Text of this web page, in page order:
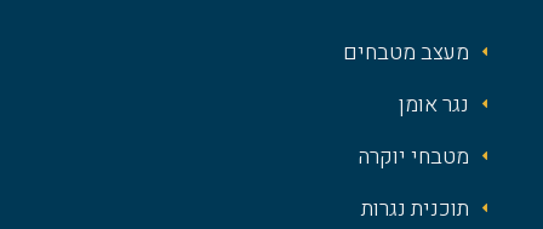
מעצב מטבחים
נגר אומן
מטבחי יוקרה
תוכנית נגרות